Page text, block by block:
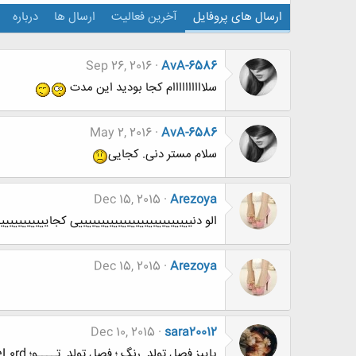
ارسال های پروفایل آخرین فعالیت ارسال ها درباره
AvA-6586
Sep 26, 2016
سلاااااااااام کجا بودید این مدت
AvA-6586
May 2, 2016
سلام مستر دنی. کجایی
Arezoya
Dec 15, 2015
الو دنییییییییییییییییییییییییییی
Arezoya
Dec 15, 2015
sara20012
Dec 10, 2015